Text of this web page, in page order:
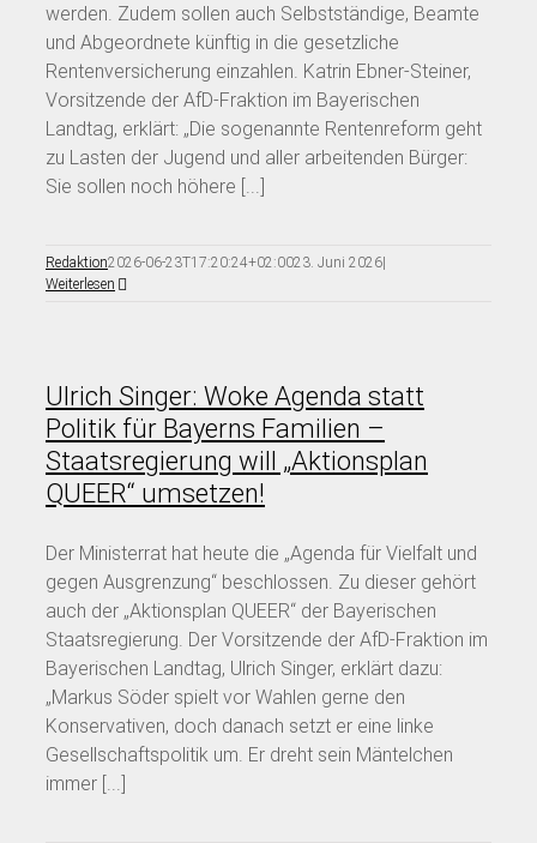
werden. Zudem sollen auch Selbstständige, Beamte
und Abgeordnete künftig in die gesetzliche
Rentenversicherung einzahlen. Katrin Ebner-Steiner,
Vorsitzende der AfD-Fraktion im Bayerischen
Landtag, erklärt: „Die sogenannte Rentenreform geht
zu Lasten der Jugend und aller arbeitenden Bürger:
Sie sollen noch höhere [...]
Redaktion2026-06-23T17:20:24+02:0023. Juni 2026|
Weiterlesen
Ulrich Singer: Woke Agenda statt
Politik für Bayerns Familien –
Staatsregierung will „Aktionsplan
QUEER“ umsetzen!
Der Ministerrat hat heute die „Agenda für Vielfalt und
gegen Ausgrenzung“ beschlossen. Zu dieser gehört
auch der „Aktionsplan QUEER“ der Bayerischen
Staatsregierung. Der Vorsitzende der AfD-Fraktion im
Bayerischen Landtag, Ulrich Singer, erklärt dazu:
„Markus Söder spielt vor Wahlen gerne den
Konservativen, doch danach setzt er eine linke
Gesellschaftspolitik um. Er dreht sein Mäntelchen
immer [...]